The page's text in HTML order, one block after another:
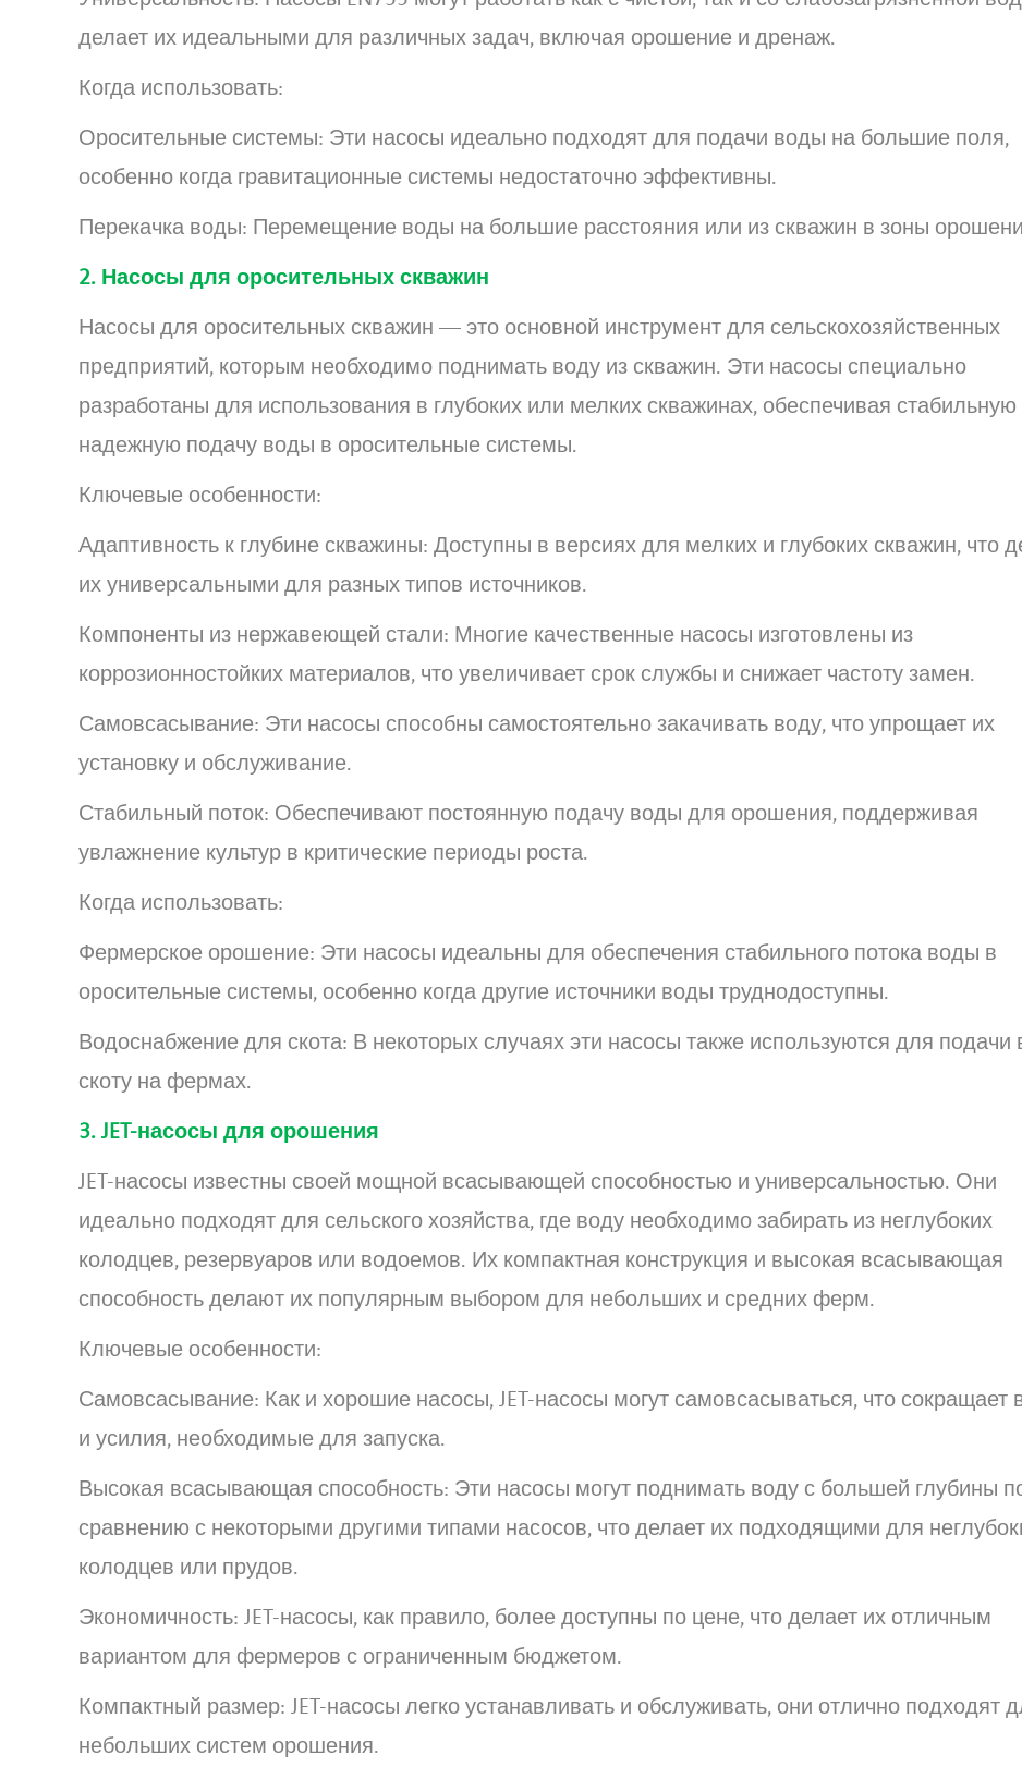
делает их идеальными для различных задач, включая орошение и дренаж.
Когда использовать:
Оросительные системы: Эти насосы идеально подходят для подачи воды на большие поля,
особенно когда гравитационные системы недостаточно эффективны.
Перекачка воды: Перемещение воды на большие расстояния или из скважин в зоны
2. Насосы для оросительных скважин
Насосы для оросительных скважин — это основной инструмент для сельскохозяйственных
предприятий, которым необходимо поднимать воду из скважин. Эти насосы специально
разработаны для использования в глубоких или мелких скважинах, обеспечивая стабильную
надежную подачу воды в оросительные системы.
Ключевые особенности:
Адаптивность к глубине скважины: Доступны в версиях для мелких и глубоких скважин, что
их универсальными для разных типов источников.
Компоненты из нержавеющей стали: Многие качественные насосы изготовлены из
коррозионностойких материалов, что увеличивает срок службы и снижает частоту замен.
Самовсасывание: Эти насосы способны самостоятельно закачивать воду, что упрощает их
установку и обслуживание.
Стабильный поток: Обеспечивают постоянную подачу воды для орошения, поддерживая
увлажнение культур в критические периоды роста.
Когда использовать:
Фермерское орошение: Эти насосы идеальны для обеспечения стабильного потока воды в
оросительные системы, особенно когда другие источники воды труднодоступны.
Водоснабжение для скота: В некоторых случаях эти насосы также используются для подачи
скоту на фермах.
3. JET-насосы для орошения
JET-насосы известны своей мощной всасывающей способностью и универсальностью. Они
идеально подходят для сельского хозяйства, где воду необходимо забирать из неглубоких
колодцев, резервуаров или водоемов. Их компактная конструкция и высокая всасывающая
способность делают их популярным выбором для небольших и средних ферм.
Ключевые особенности:
Самовсасывание: Как и хорошие насосы, JET-насосы могут самовсасываться, что сокращает
и усилия, необходимые для запуска.
Высокая всасывающая способность: Эти насосы могут поднимать воду с большей глубины
сравнению с некоторыми другими типами насосов, что делает их подходящими для
колодцев или прудов.
Экономичность: JET-насосы, как правило, более доступны по цене, что делает их отличным
вариантом для фермеров с ограниченным бюджетом.
Компактный размер: JET-насосы легко устанавливать и обслуживать, они отлично подходят
небольших систем орошения.